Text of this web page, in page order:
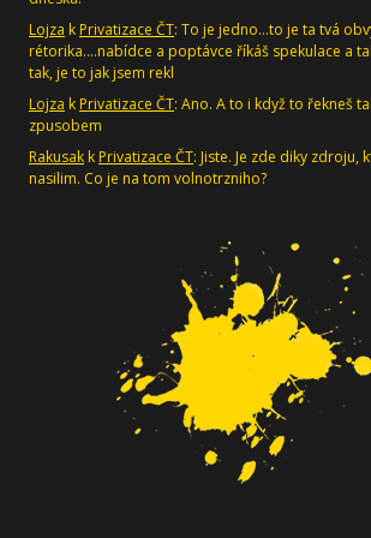
Lojza k Privatizace ČT: To je jedno...to je ta tvá
rétorika....nabídce a poptávce říkáš spekulace a
tak, je to jak jsem rekl
Lojza k Privatizace ČT: Ano. A to i když to řekneš
zpusobem
Rakusak k Privatizace ČT: Jiste. Je zde diky zdroju,
nasilim. Co je na tom volnotrzniho?